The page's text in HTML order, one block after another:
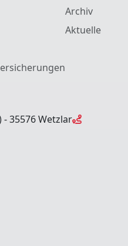
Archiv
Aktuelle
- 35576 Wetzlar